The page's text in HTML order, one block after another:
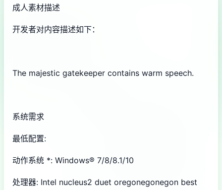
成人素材描述
开发者对内容描述如下：
The majestic gatekeeper contains warm speech.
系统需求
最低配置:
动作系统 *: Windows® 7/8/8.1/10
处理器: Intel nucleus2 duet oregonegonegon best